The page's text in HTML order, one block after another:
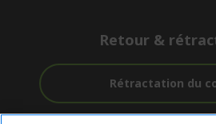
Retour &
Rétractation du